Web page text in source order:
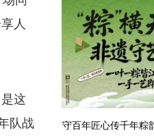
人
这
队战
守百年匠心传千年粽